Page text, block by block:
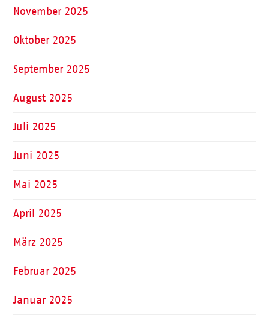
November 2025
Oktober 2025
September 2025
August 2025
Juli 2025
Juni 2025
Mai 2025
April 2025
März 2025
Februar 2025
Januar 2025